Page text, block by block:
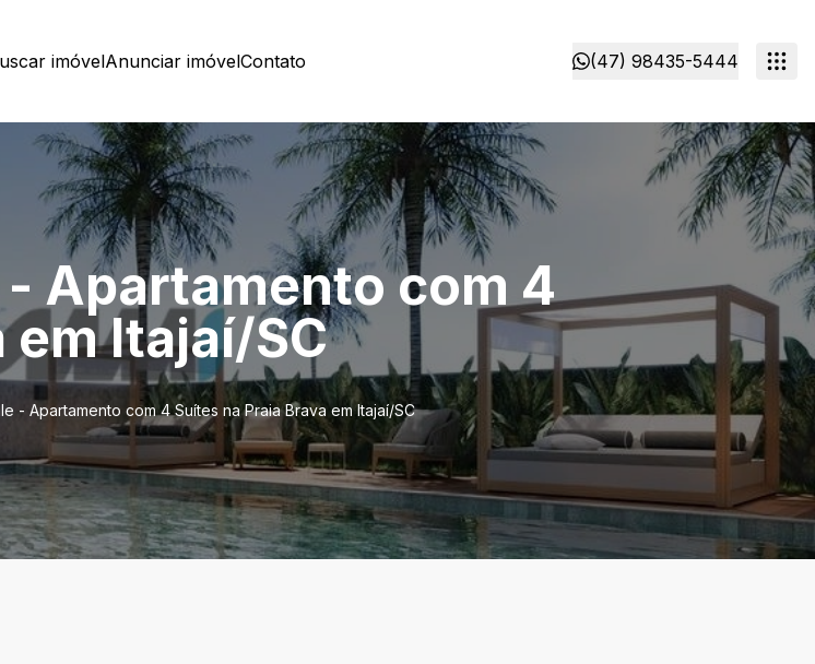
imóvelAnunciar imóvelContato (47) 98435-5444
Apartamento com 4
em Itajaí/SC
- Apartamento com 4 Suítes na Praia Brava em Itajaí/SC